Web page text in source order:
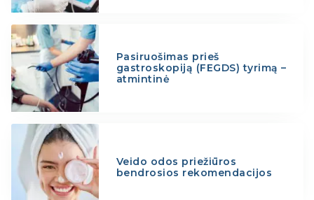
Pasiruošimas prieš
gastroskopiją (FEGDS) tyrimą –
atmintinė
Veido odos priežiūros
bendrosios rekomendacijos